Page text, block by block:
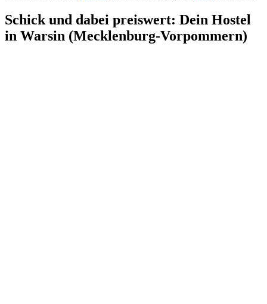
Schick und dabei preiswert: Dein Hostel
in Warsin (Mecklenburg-Vorpommern)